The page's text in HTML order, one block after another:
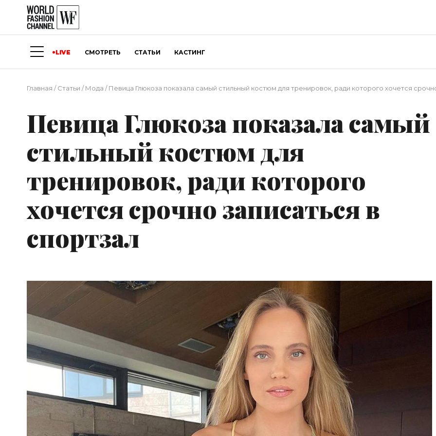
LIVE СМОТРЕТЬ СТАТЬИ КАСТИНГ
Главная /Статьи /Мода /Певица Глюкоза показала самый стильный костюм для тренировок, ради которого хочется
Певица Глюкоза показала самый
стильный костюм для
тренировок, ради которого
хочется срочно записаться в
спортзал